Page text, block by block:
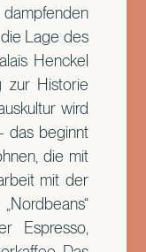
Lage des
Henckel
zur Historie
wird
das beginnt
die mit
mit der
Espresso,